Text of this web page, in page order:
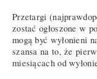
Przetargi
zostać ogłoszone w
mogą być wyłonieni
szansa na to, że
miesiącach od